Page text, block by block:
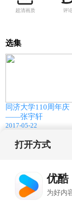
超清画质 评论
选集
同济大学110周年庆
——张宇轩
2017-05-22
打开方式
优酷
为好内